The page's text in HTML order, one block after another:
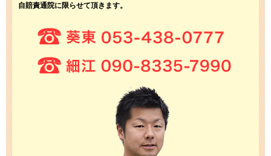
自賠責通院に限らせて頂きます。